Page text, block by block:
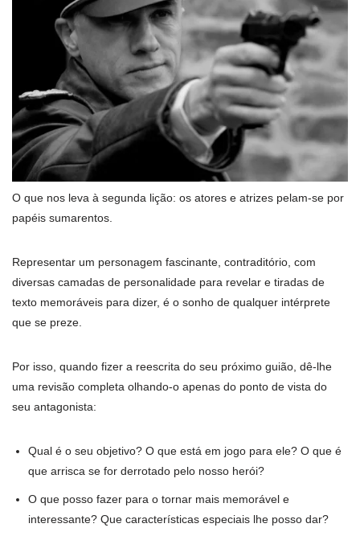
O que nos leva à segunda lição: os atores e atrizes pelam-se por
papéis sumarentos.
Representar um personagem fascinante, contraditório, com
diversas camadas de personalidade para revelar e tiradas de
texto memoráveis para dizer, é o sonho de qualquer intérprete
que se preze.
Por isso, quando fizer a reescrita do seu próximo guião, dê-lhe
uma revisão completa olhando-o apenas do ponto de vista do
seu antagonista:
Qual é o seu objetivo? O que está em jogo para ele? O que é
que arrisca se for derrotado pelo nosso herói?
O que posso fazer para o tornar mais memorável e
interessante? Que características especiais lhe posso dar?